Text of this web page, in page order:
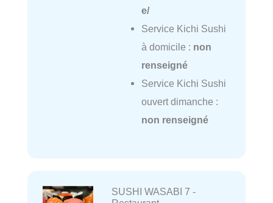
e/
Service Kichi Sushi
à domicile : non
renseigné
Service Kichi Sushi
ouvert dimanche :
non renseigné
SUSHI WASABI 7 -